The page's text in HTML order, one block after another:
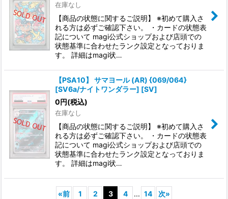
在庫なし
【商品の状態に関するご説明】 ※初めて購入さ
れる方は必ずご確認下さい。 ・カードの状態表
記について magi公式ショップおよび店頭での
状態基準に合わせたランク設定となっておりま
す。 詳細はmagi状…
【PSA10】 サマヨール (AR) {069/064}
[SV6a/ナイトワンダラー] [SV]
0円(税込)
在庫なし
【商品の状態に関するご説明】 ※初めて購入さ
れる方は必ずご確認下さい。 ・カードの状態表
記について magi公式ショップおよび店頭での
状態基準に合わせたランク設定となっておりま
す。 詳細はmagi状…
«前 1 2 3 4 ... 14 次»